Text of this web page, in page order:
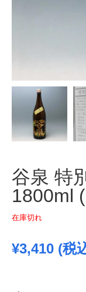
谷泉 特
1800ml
在庫切れ
¥3,410 (税